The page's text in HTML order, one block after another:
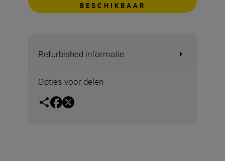
BESCHIKBAAR
Refurbished informatie
Opties voor delen